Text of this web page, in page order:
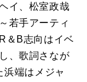
イ、松室政哉
手アーティ
＆B志向はイベ
、歌詞さなが
浜端はメジャ